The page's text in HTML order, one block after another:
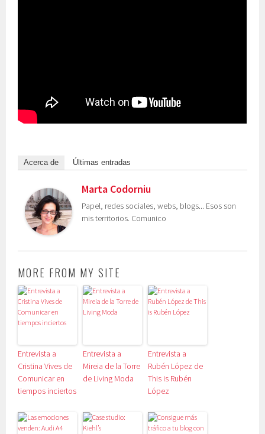
Acerca de Últimas entradas
Marta Codorniu
Papel, redes sociales, webs, blogs... Esos son
mis territorios. Comunico
MORE FROM MY SITE
Entrevista a
Cristina Vives de
Comunicar en
tiempos inciertos
Entrevista a
Mireia de la Torre
de Living Moda
Entrevista a
Rubén López de
This is Rubén
López